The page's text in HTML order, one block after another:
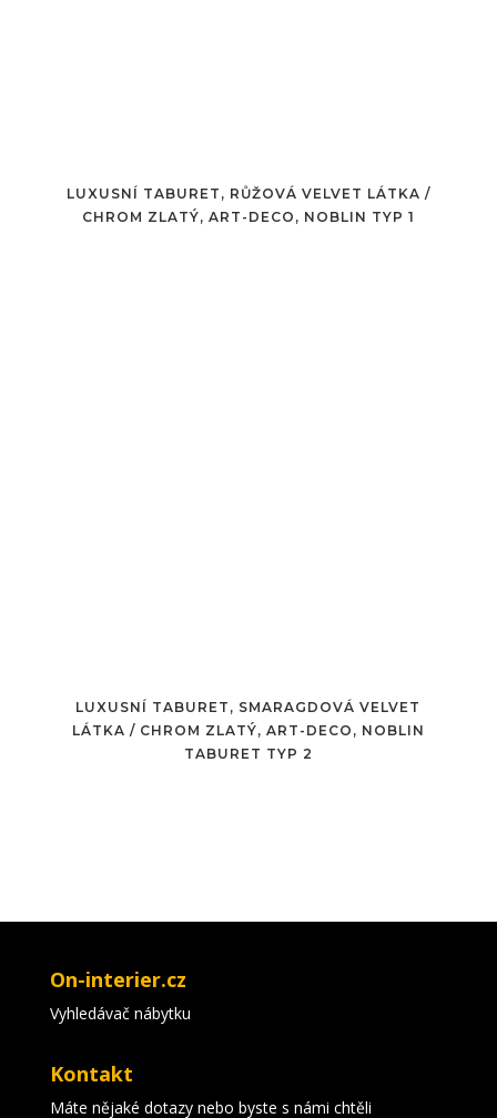
LUXUSNÍ TABURET, RŮŽOVÁ VELVET LÁTKA /
CHROM ZLATÝ, ART-DECO, NOBLIN TYP 1
LUXUSNÍ TABURET, SMARAGDOVÁ VELVET
LÁTKA / CHROM ZLATÝ, ART-DECO, NOBLIN
TABURET TYP 2
On-interier.cz
Vyhledávač nábytku
Kontakt
Máte nějaké dotazy nebo byste s námi chtěli